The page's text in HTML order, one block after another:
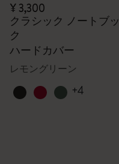
¥ 3,300
クラシック ノートブッ
ク
ハードカバー
レモングリーン
+4